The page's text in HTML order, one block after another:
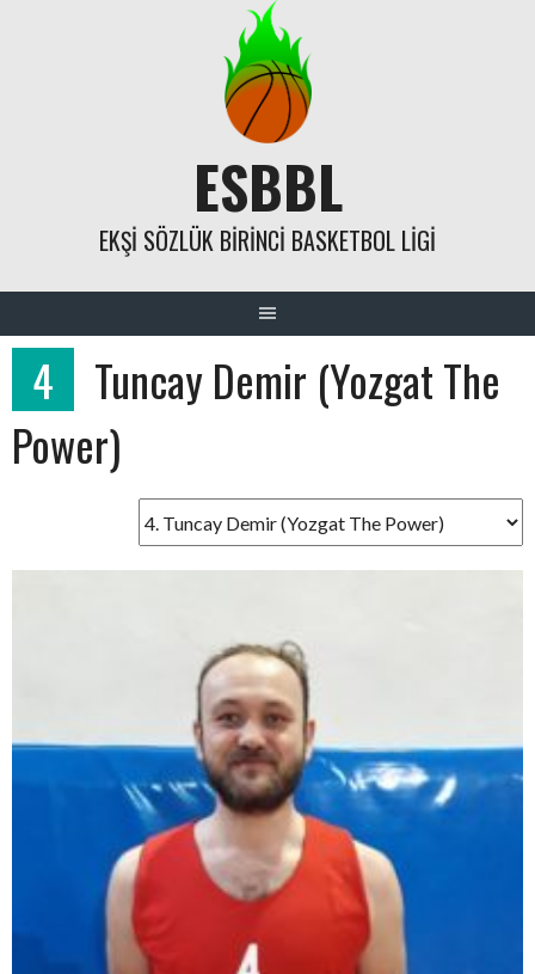
ESBBL
EKŞI SÖZLÜK BIRINCI BASKETBOL LIGI
4
Tuncay Demir (Yozgat The
Power)